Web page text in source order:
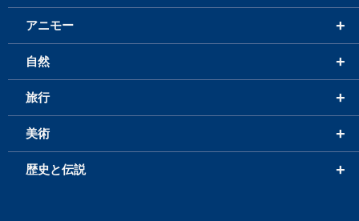
+
アニモー
+
自然
+
旅行
+
美術
+
歴史と伝説